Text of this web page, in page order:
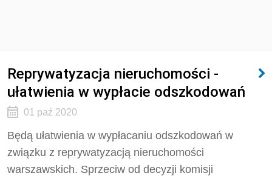
Reprywatyzacja nieruchomości -
ułatwienia w wypłacie odszkodowań
01 paź 2020
Będą ułatwienia w wypłacaniu odszkodowań w
związku z reprywatyzacją nieruchomości
warszawskich. Sprzeciw od decyzji komisji